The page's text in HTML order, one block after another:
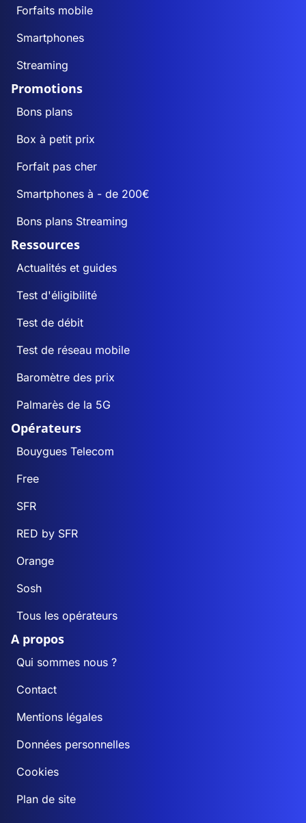
Forfaits mobile
Smartphones
Streaming
Promotions
Bons plans
Box à petit prix
Forfait pas cher
Smartphones à - de 200€
Bons plans Streaming
Ressources
Actualités et guides
Test d'éligibilité
Test de débit
Test de réseau mobile
Baromètre des prix
Palmarès de la 5G
Opérateurs
Bouygues Telecom
Free
SFR
RED by SFR
Orange
Sosh
Tous les opérateurs
A propos
Qui sommes nous ?
Contact
Mentions légales
Données personnelles
Cookies
Plan de site